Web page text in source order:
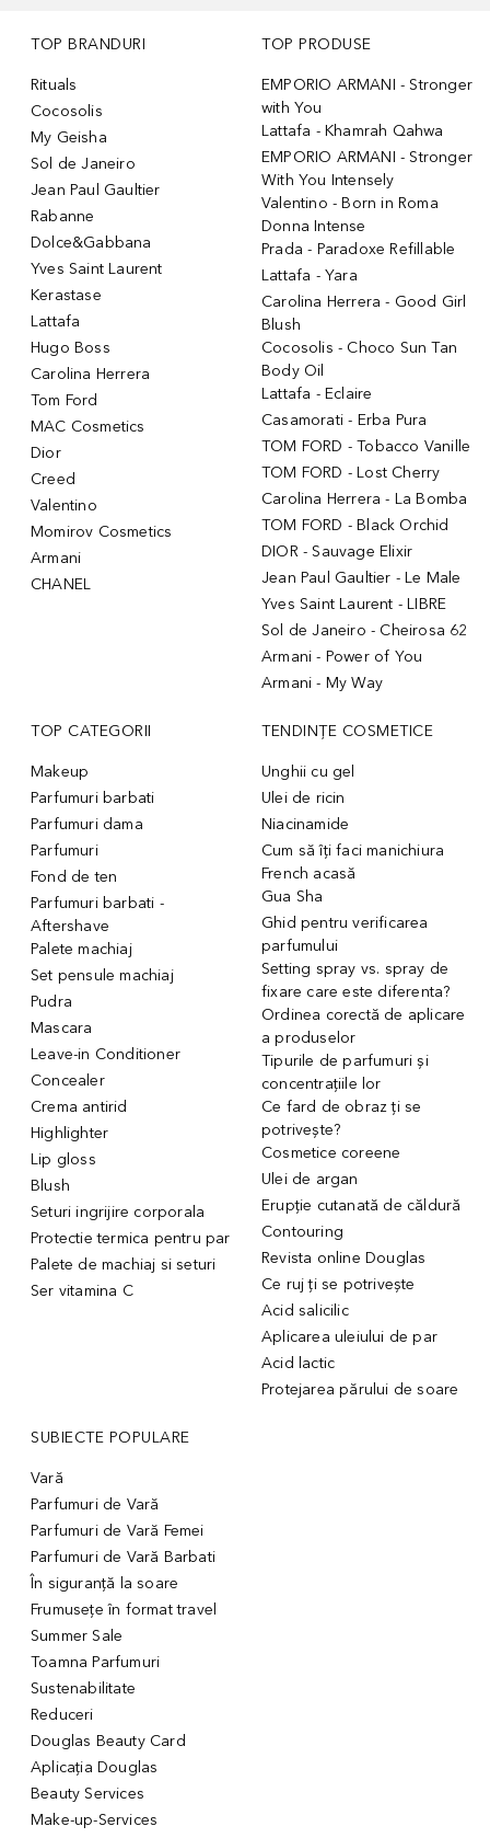
TOP BRANDURI
Rituals
Cocosolis
My Geisha
Sol de Janeiro
Jean Paul Gaultier
Rabanne
Dolce&Gabbana
Yves Saint Laurent
Kerastase
Lattafa
Hugo Boss
Carolina Herrera
Tom Ford
MAC Cosmetics
Dior
Creed
Valentino
Momirov Cosmetics
Armani
CHANEL
TOP PRODUSE
EMPORIO ARMANI - Stronger
with You
Lattafa - Khamrah Qahwa
EMPORIO ARMANI - Stronger
With You Intensely
Valentino - Born in Roma
Donna Intense
Prada - Paradoxe Refillable
Lattafa - Yara
Carolina Herrera - Good Girl
Blush
Cocosolis - Choco Sun Tan
Body Oil
Lattafa - Eclaire
Casamorati - Erba Pura
TOM FORD - Tobacco Vanille
TOM FORD - Lost Cherry
Carolina Herrera - La Bomba
TOM FORD - Black Orchid
DIOR - Sauvage Elixir
Jean Paul Gaultier - Le Male
Yves Saint Laurent - LIBRE
Sol de Janeiro - Cheirosa 62
Armani - Power of You
Armani - My Way
TOP CATEGORII
Makeup
Parfumuri barbati
Parfumuri dama
Parfumuri
Fond de ten
Parfumuri barbati -
Aftershave
Palete machiaj
Set pensule machiaj
Pudra
Mascara
Leave-in Conditioner
Concealer
Crema antirid
Highlighter
Lip gloss
Blush
Seturi ingrijire corporala
Protectie termica pentru par
Palete de machiaj si seturi
Ser vitamina C
TENDINȚE COSMETICE
Unghii cu gel
Ulei de ricin
Niacinamide
Cum să îți faci manichiura
French acasă
Gua Sha
Ghid pentru verificarea
parfumului
Setting spray vs. spray de
fixare care este diferenta?
Ordinea corectă de aplicare
a produselor
Tipurile de parfumuri și
concentrațiile lor
Ce fard de obraz ți se
potrivește?
Cosmetice coreene
Ulei de argan
Erupție cutanată de căldură
Contouring
Revista online Douglas
Ce ruj ți se potrivește
Acid salicilic
Aplicarea uleiului de par
Acid lactic
Protejarea părului de soare
SUBIECTE POPULARE
Vară
Parfumuri de Vară
Parfumuri de Vară Femei
Parfumuri de Vară Barbati
În siguranță la soare
Frumusețe în format travel
Summer Sale
Toamna Parfumuri
Sustenabilitate
Reduceri
Douglas Beauty Card
Aplicația Douglas
Beauty Services
Make-up-Services